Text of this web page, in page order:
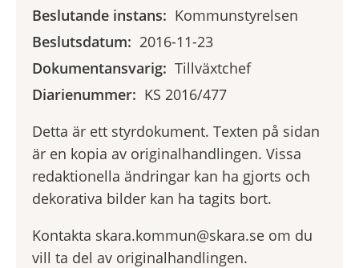
Beslutande instans: Kommunstyrelsen
Beslutsdatum: 2016-11-23
Dokumentansvarig: Tillväxtchef
Diarienummer: KS 2016/477
Detta är ett styrdokument. Texten på sidan
är en kopia av originalhandlingen. Vissa
redaktionella ändringar kan ha gjorts och
dekorativa bilder kan ha tagits bort.
Kontakta skara.kommun@skara.se om du
vill ta del av originalhandlingen.